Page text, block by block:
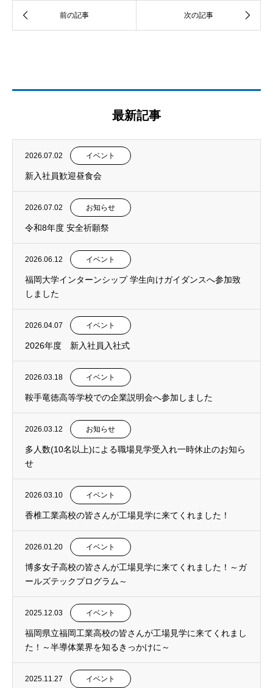
最新記事
2026.07.02 イベント
新入社員歓迎昼食会
2026.07.02 お知らせ
令和8年度 安全祈願祭
2026.06.12 イベント
福岡大学インターンシップ 学生向けガイダンスへ参加致
しました
2026.04.07 イベント
2026年度 新入社員入社式
2026.03.18 イベント
鞍手竜徳高等学校での企業説明会へ参加しました
2026.03.12 お知らせ
多人数(10名以上)による職場見学受入れ一時休止のお知ら
せ
2026.03.10 イベント
香椎工業高校の皆さんが工場見学に来てくれました！
2026.01.20 イベント
博多女子高校の皆さんが工場見学に来てくれました！～ガ
ールズテックプログラム～
2025.12.03 イベント
福岡県立福岡工業高校の皆さんが工場見学に来てくれまし
た！～半導体業界を知るきっかけに～
2025.11.27 イベント